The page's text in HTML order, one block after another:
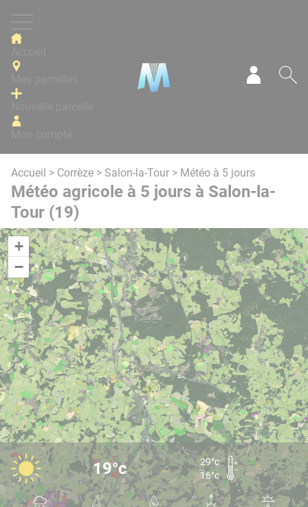
Accueil > Corrèze > Salon-la-Tour > Météo à 5 jours
Météo agricole à 5 jours à Salon-la-
Tour (19)
+
−
19°c
29°c
16°c